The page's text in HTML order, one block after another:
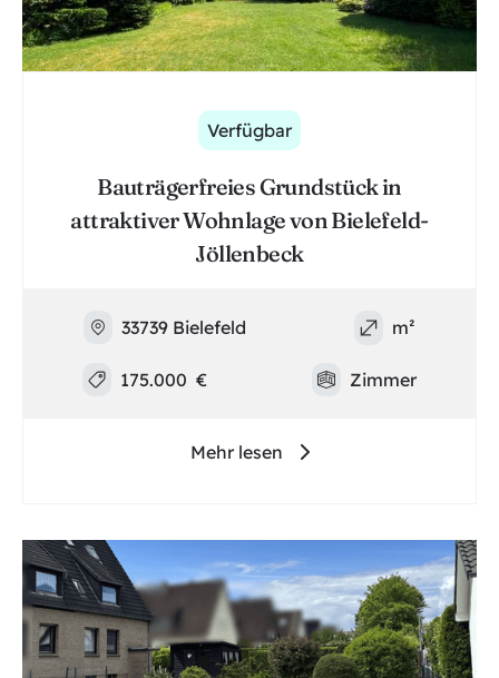
Verfügbar
Bauträgerfreies Grundstück in
attraktiver Wohnlage von Bielefeld-
Jöllenbeck
33739 Bielefeld m²
175.000 € Zimmer
Mehr lesen